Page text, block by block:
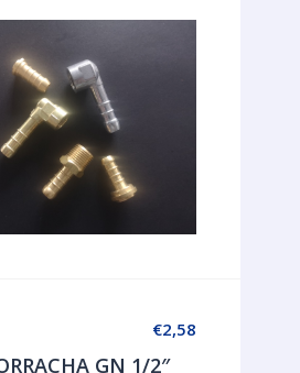
€2,58
GN 1/2″